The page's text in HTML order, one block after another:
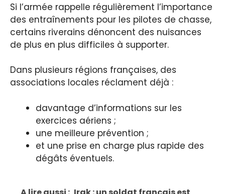
Si l’armée rappelle régulièrement l’importance
des entraînements pour les pilotes de chasse,
certains riverains dénoncent des nuisances
de plus en plus difficiles à supporter.
Dans plusieurs régions françaises, des
associations locales réclament déjà :
davantage d’informations sur les
exercices aériens ;
une meilleure prévention ;
et une prise en charge plus rapide des
dégâts éventuels.